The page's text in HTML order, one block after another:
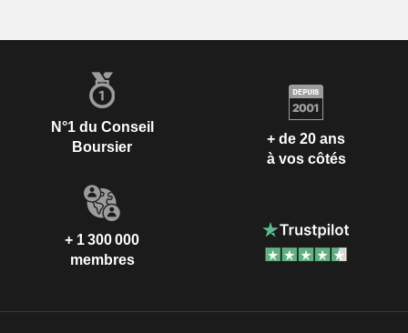
N°1 du Conseil
Boursier
+ de 20 ans
à vos côtés
+ 1 300 000
membres